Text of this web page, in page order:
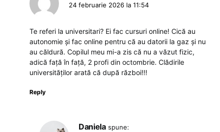
24 februarie 2026 la 11:54
Te referi la universitari? Ei fac cursuri online! Cică au
autonomie și fac online pentru că au datorii la gaz și nu
au căldură. Copilul meu mi-a zis că nu a văzut fizic,
adică față în față, 2 profi din octombrie. Clădirile
universităților arată că după război!!!
Reply
Daniela spune: